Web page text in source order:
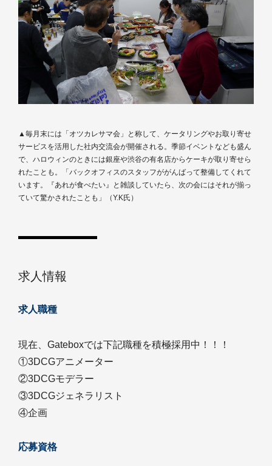
▲毎月末には「オツカレサマ会」と称して、ケータリングやお取り寄せ
サービスを活用した社内交流会が開催される。季節イベントなども盛ん
で、ハロウィンのときには銀座や渋谷の有名店からケーキが取り寄せら
れたことも。「バックオフィスのスタッフががんばって整備してくれて
います。『あれが食べたい』と雑談していたら、次の会にはそれが揃っ
ていて驚かされたことも」（Y.K氏）
求人情報
求人職種
現在、Gateboxでは下記職種を積極採用中！！！
①3DCGアニメーター
②3DCGモデラー
③3DCGジェネラリスト
④企画
応募資格